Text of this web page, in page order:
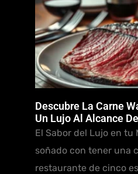
Descubre La Carne
Un Lujo Al Alcance
El Sabor del Lujo en tu
soñado con tener una
restaurante de cinco